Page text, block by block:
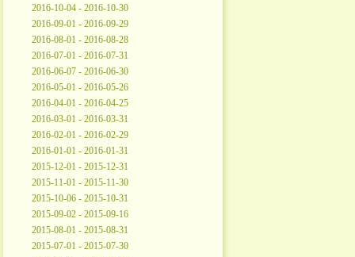
2016-10-04 - 2016-10-30
2016-09-01 - 2016-09-29
2016-08-01 - 2016-08-28
2016-07-01 - 2016-07-31
2016-06-07 - 2016-06-30
2016-05-01 - 2016-05-26
2016-04-01 - 2016-04-25
2016-03-01 - 2016-03-31
2016-02-01 - 2016-02-29
2016-01-01 - 2016-01-31
2015-12-01 - 2015-12-31
2015-11-01 - 2015-11-30
2015-10-06 - 2015-10-31
2015-09-02 - 2015-09-16
2015-08-01 - 2015-08-31
2015-07-01 - 2015-07-30